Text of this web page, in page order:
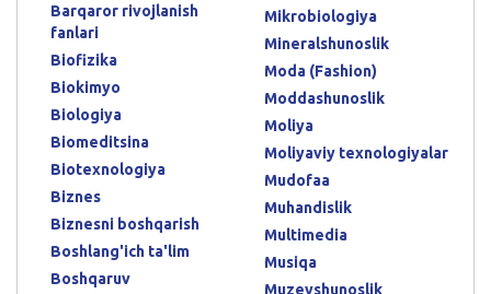
Barqaror rivojlanish
fanlari
Biofizika
Biokimyo
Biologiya
Biomeditsina
Biotexnologiya
Biznes
Biznesni boshqarish
Boshlang'ich ta'lim
Boshqaruv
Mikrobiologiya
Mineralshunoslik
Moda (Fashion)
Moddashunoslik
Moliya
Moliyaviy texnologiyalar
Mudofaa
Muhandislik
Multimedia
Musiqa
Muzeyshunoslik